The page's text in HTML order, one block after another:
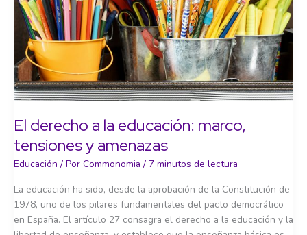
El derecho a la educación: marco,
tensiones y amenazas
Educación / Por Commonomia / 7 minutos de lectura
La educación ha sido, desde la aprobación de la Constitución de
1978, uno de los pilares fundamentales del pacto democrático
en España. El artículo 27 consagra el derecho a la educación y la